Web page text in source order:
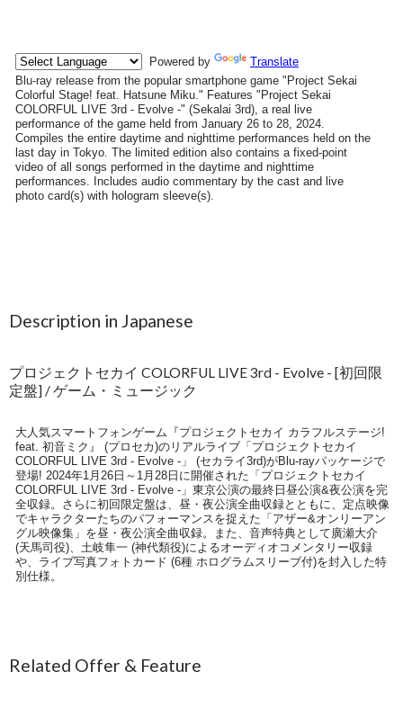
Description in Japanese
プロジェクトセカイ COLORFUL LIVE 3rd - Evolve - [初回限
定盤] / ゲーム・ミュージック
大人気スマートフォンゲーム『プロジェクトセカイ カラフルステージ!
feat. 初音ミク』 (プロセカ)のリアルライブ「プロジェクトセカイ
COLORFUL LIVE 3rd - Evolve -」 (セカライ3rd)がBlu-rayパッケージで
登場! 2024年1月26日～1月28日に開催された「プロジェクトセカイ
COLORFUL LIVE 3rd - Evolve -」東京公演の最終日昼公演&夜公演を完
全収録。さらに初回限定盤は、昼・夜公演全曲収録とともに、定点映像
でキャラクターたちのパフォーマンスを捉えた「アザー&オンリーアン
グル映像集」を昼・夜公演全曲収録。また、音声特典として廣瀬大介
(天馬司役)、土岐隼一 (神代類役)によるオーディオコメンタリー収録
や、ライブ写真フォトカード (6種 ホログラムスリーブ付)を封入した特
別仕様。
Related Offer & Feature